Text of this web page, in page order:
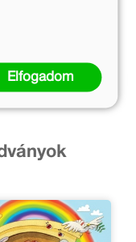
Elfogadom